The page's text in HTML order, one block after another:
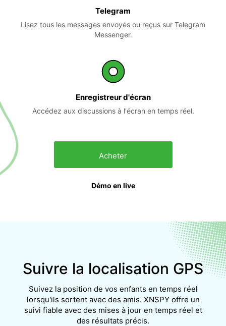
Telegram
Lisez tous les messages envoyés ou reçus sur Telegram
Messenger.
Enregistreur d'écran
Accédez aux discussions à l'écran en temps réel.
Acheter
Démo en live
Suivre la localisation GPS
Suivez la position de vos enfants en temps réel
lorsqu'ils sortent avec des amis. XNSPY offre un
suivi fiable avec des mises à jour en temps réel et
des résultats précis.